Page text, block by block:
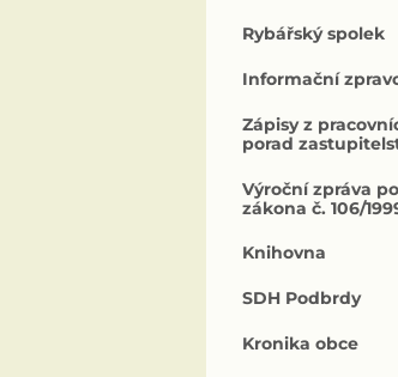
Rybářský spolek
Informační
Zápisy z
porad
Výroční zpráva
zákona č. 106/
Knihovna
SDH Podbrdy
Kronika obce